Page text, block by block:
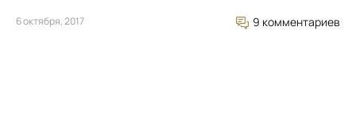
6 октября, 2017 9 комментариев